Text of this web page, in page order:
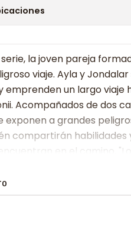
la joven pareja
viaje. Ayla y Jondalar
emprenden un largo viaje
Acompañados de dos
exponen a grandes
compartirán habilidades
en el camino.
investigados". Stern.
University y en la
of Maine y del